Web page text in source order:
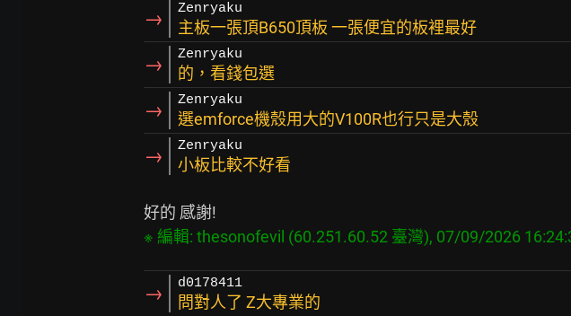
→ Zenryaku
主板一張頂B650頂板 一張便宜的板裡最好
→ Zenryaku
的，看錢包選
→ Zenryaku
選emforce機殼用大的V100R也行只是大殼
→ Zenryaku
小板比較不好看
→ d0178411
問對人了 Z大專業的